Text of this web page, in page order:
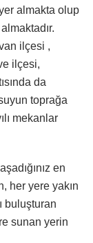
almakta olup
ilçesi ,
ilçesi,
da
toprağa
mekanlar
en
her yere yakın
buluşturan
sunan yerin